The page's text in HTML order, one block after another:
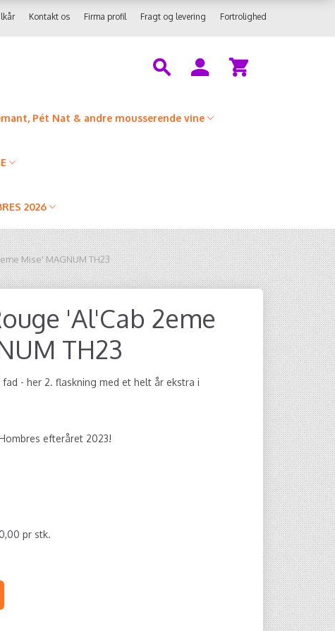
Fortrolighed
Fragt og levering
Firma profil
Kontakt os
Pét Nat & andre mousserende vine
2026
Mise' MAGNUM TH23
'Al'Cab 2eme
TH23
- her 2. flaskning med et helt år ekstra i
efteråret 2023!
pr stk.